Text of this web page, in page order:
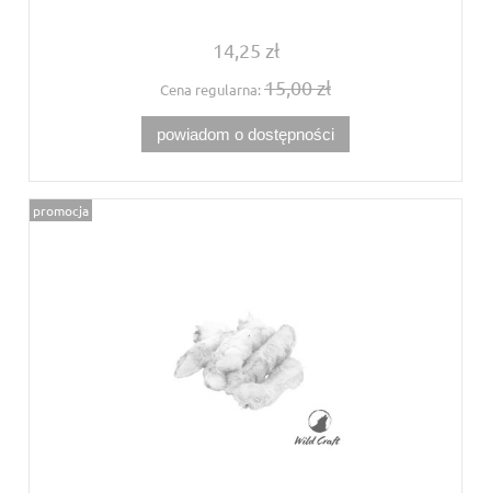
14,25 zł
Cena regularna:15,00 zł
powiadom o dostępności
promocja